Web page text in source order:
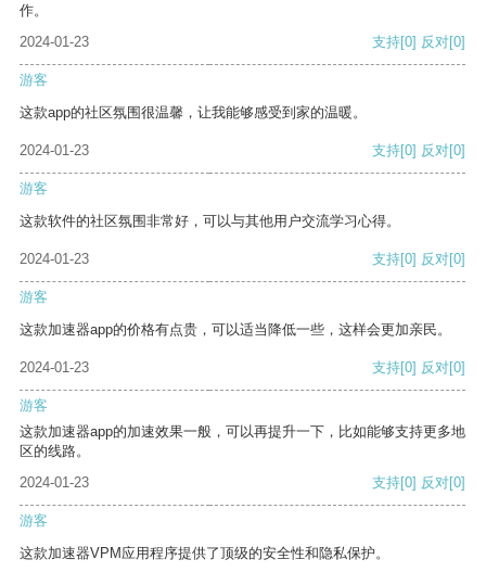
作。
2024-01-23
支持[0] 反对[0]
游客
这款app的社区氛围很温馨，让我能够感受到家的温暖。
2024-01-23 支持[0] 反对[0]
游客
这款软件的社区氛围非常好，可以与其他用户交流学习心得。
2024-01-23 支持[0] 反对[0]
游客
这款加速器app的价格有点贵，可以适当降低一些，这样会更加亲民。
2024-01-23 支持[0] 反对[0]
游客
这款加速器app的加速效果一般，可以再提升一下，比如能够支持更多地
区的线路。
2024-01-23
支持[0] 反对[0]
游客
这款加速器VPM应用程序提供了顶级的安全性和隐私保护。